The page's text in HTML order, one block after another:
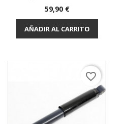
Precio
59,90 €
AÑADIR AL CARRITO
favorite_border